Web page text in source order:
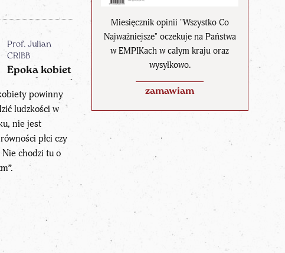
Miesięcznik opinii "Wszystko Co
Najważniejsze" oczekuje na Państwa
w EMPIKach w całym kraju oraz
wysyłkowo.
zamawiam
Prof. Julian
CRIBB
Epoka kobiet
powinny
ludzkości w
nie jest
płci czy
chodzi tu o